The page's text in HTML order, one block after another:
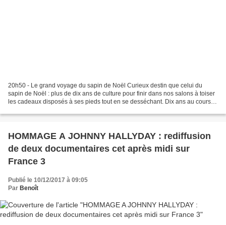
20h50 - Le grand voyage du sapin de Noël Curieux destin que celui du
sapin de Noël : plus de dix ans de culture pour finir dans nos salons à toiser
les cadeaux disposés à ses pieds tout en se desséchant. Dix ans au cours
HOMMAGE A JOHNNY HALLYDAY : rediffusion
de deux documentaires cet après midi sur
France 3
Publié le 10/12/2017 à 09:05
Par Benoît